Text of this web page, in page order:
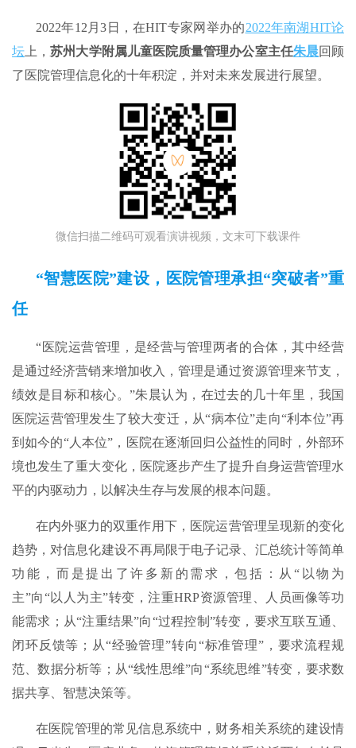
2022年12月3日，在HIT专家网举办的2022年南湖HIT论
坛 上，苏州大学附属儿童医院质量管理办公室主任朱晨回顾
了医院管理信息化的十年积淀，并对未来发展进行展望。
微信扫描二维码可观看演讲视频，文末可下载课件
“智慧医院”建设，医院管理承担“突破者”重
任
“医院运营管理，是经营与管理两者的合体，其中经营
是通过经济营销来增加收入，管理是通过资源管理来节支，
绩效是目标和核心。”朱晨认为，在过去的几十年里，我国
医院运营管理发生了较大变迁，从“病本位”走向“利本位”再
到如今的“人本位”，医院在逐渐回归公益性的同时，外部环
境也发生了重大变化，医院逐步产生了提升自身运营管理水
平的内驱动力，以解决生存与发展的根本问题。
在内外驱力的双重作用下，医院运营管理呈现新的变化
趋势，对信息化建设不再局限于电子记录、汇总统计等简单
功能，而是提出了许多新的需求，包括：从“以物为
主”向“以人为主”转变，注重HRP资源管理、人员画像等功
能需求；从“注重结果”向“过程控制”转变，要求互联互通、
闭环反馈等；从“经验管理”转向“标准管理”，要求流程规
范、数据分析等；从“线性思维”向“系统思维”转变，要求数
据共享、智慧决策等。
在医院管理的常见信息系统中，财务相关系统的建设情